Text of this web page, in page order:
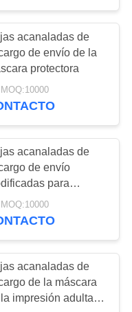
55
31
acanaladas de
de envío de la
protectora
acanaladas de
de envío
para
particulares
máscara KN95
acanaladas de
de la máscara
impresión adulta